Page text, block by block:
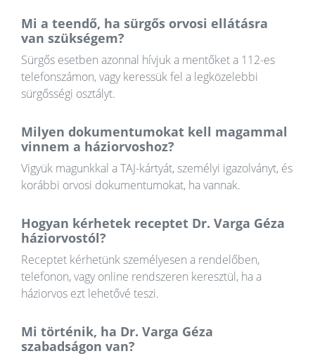
Mi a teendő, ha sürgős orvosi ellátásra
van szükségem?
Sürgős esetben azonnal hívjuk a mentőket a 112-es
telefonszámon, vagy keressük fel a legközelebbi
sürgősségi osztályt.
Milyen dokumentumokat kell magammal
vinnem a háziorvoshoz?
Vigyük magunkkal a TAJ-kártyát, személyi igazolványt, és
korábbi orvosi dokumentumokat, ha vannak.
Hogyan kérhetek receptet Dr. Varga Géza
háziorvostól?
Receptet kérhetünk személyesen a rendelőben,
telefonon, vagy online rendszeren keresztül, ha a
háziorvos ezt lehetővé teszi.
Mi történik, ha Dr. Varga Géza
szabadságon van?